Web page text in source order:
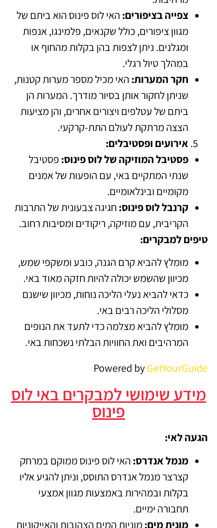
צפייה בציפורים: האי לוס פינוס הוא ביתם של
מגוון ציפורים, כולל שקנאים, פלמינגו, אנפות
ומגלנים. ניתן לצפות בהן בקלות מהחוף או
במהלך טיול רגלי.
חקר המערות: האי מכיל מספר מערות קטנות,
שניתן לחקור אותן בסיור מודרך. המערות הן
ביתם של עטלפים ויצורים אחרים, והן מציעות
הצצה מרתקת לעולם התת-קרקעי.
אירועים ופסטיבלים:
פסטיבל המוזיקה של לוס פינוס: פסטיבל
שנתי המתקיים באי, עם הופעות של אמנים
מקומיים ובינלאומיים.
קרנבל לוס פינוס: חגיגה צבעונית של התרבות
הקריבית, עם מוזיקה, ריקודים ומסיבות רחוב.
טיפים למבקרים:
מומלץ להביא קרם הגנה, כובע ומשקפי שמש,
מכיוון שהשמש יכולה להיות חזקה מאוד באי.
כדאי להביא נעלי הליכה נוחות, מכיוון שישנם
מסלולי הליכה רבים באי.
מומלץ להביא מצלמה כדי לתעד את הנופים
המרהיבים ואת החוויות הבלתי נשכחות באי.
Powered byGetYourGuide
מידע שימושי למבקרים באי לוס
פינוס
הגעה לאי:
מנמל אנדרס: האי לוס פינוס ממוקם במרחק
קצרצר מנמל אנדרס התוסס, וניתן להגיע אליו
בקלות ובמהירות באמצעות מגוון אמצעי
תחבורה ימיים.
מונית מים:מוניות המים הצהובות והאייקוניות